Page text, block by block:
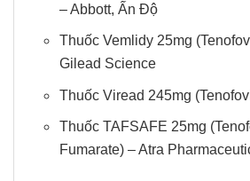
– Abbott, Ấn Độ
Thuốc Vemlidy 25mg
Gilead Science
Thuốc Viread 245mg
Thuốc TAFSAFE 25mg
Fumarate) – Atra